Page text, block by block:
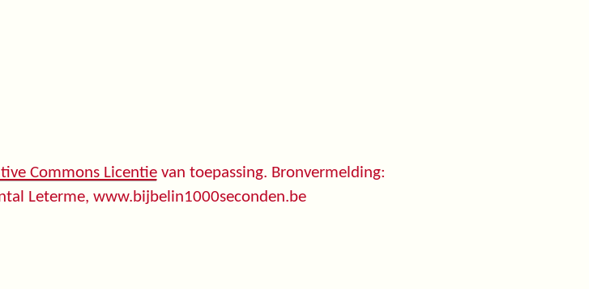
Commons Licentievan toepassing. Bronvermelding:
Leterme, www.bijbelin1000seconden.be